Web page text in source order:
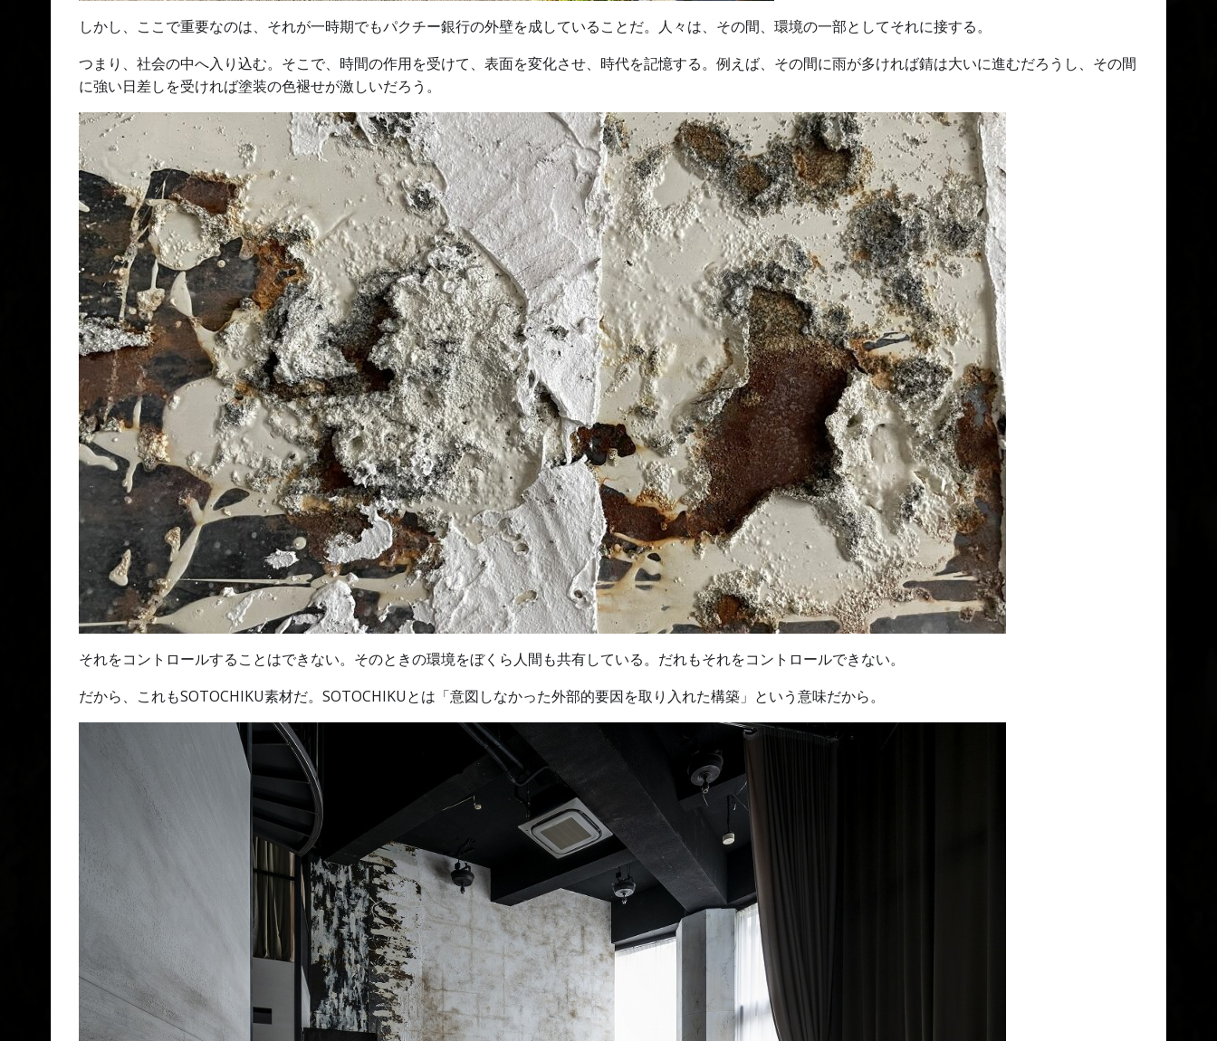
しかし、ここで重要なのは、それが一時期でもパクチー銀行の外壁を成していることだ。人々は、その間、環境の一部としてそれに接する。
つまり、社会の中へ入り込む。そこで、時間の作用を受けて、表面を変化させ、時代を記憶する。例えば、その間に雨が多ければ錆は大いに進むだろうし、その間
に強い日差しを受ければ塗装の色褪せが激しいだろう。
それをコントロールすることはできない。そのときの環境をぼくら人間も共有している。だれもそれをコントロールできない。
だから、これもSOTOCHIKU素材だ。SOTOCHIKUとは「意図しなかった外部的要因を取り入れた構築」という意味だから。